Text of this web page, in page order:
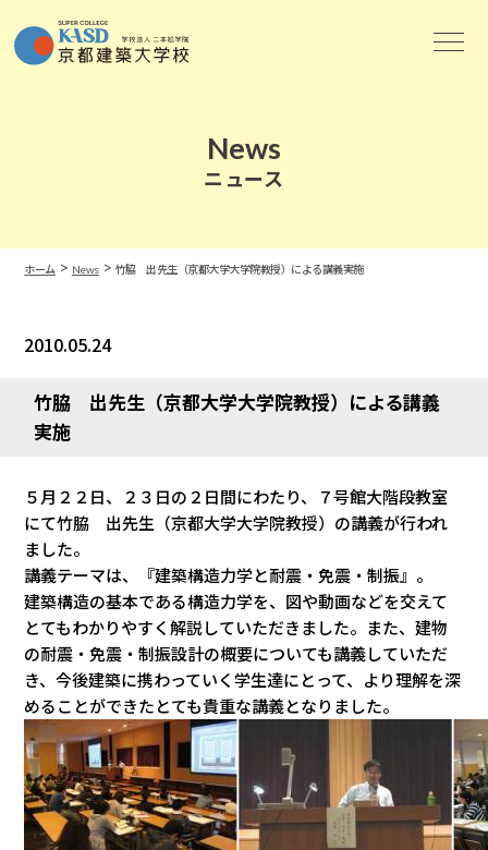
News
ニュース
ホーム > News> 竹脇 出先生（京都大学大学院教授）による講義実施
2010.05.24
竹脇 出先生（京都大学大学院教授）による講義
実施
５月２２日、２３日の２日間にわたり、７号館大階段教室
にて竹脇 出先生（京都大学大学院教授）の講義が行われ
ました。
講義テーマは、『建築構造力学と耐震・免震・制振』。
建築構造の基本である構造力学を、図や動画などを交えて
とてもわかりやすく解説していただきました。また、建物
の耐震・免震・制振設計の概要についても講義していただ
き、今後建築に携わっていく学生達にとって、より理解を深
めることができたとても貴重な講義となりました。